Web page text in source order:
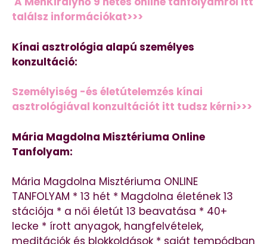
találsz információkat>>>
Kínai asztrológia alapú személyes
konzultáció:
Személyiség -és életútelemzés kínai
asztrológiával konzultációt itt tudsz kérni>>>
Mária Magdolna Misztériuma Online
Tanfolyam:
Mária Magdolna Misztériuma ONLINE
TANFOLYAM * 13 hét * Magdolna életének 13
stációja * a női életút 13 beavatása * 40+
lecke * írott anyagok, hangfelvételek,